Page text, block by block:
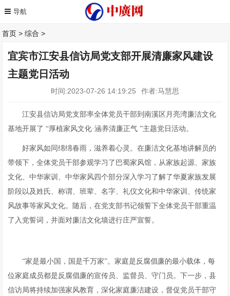
首页 >综合 >
宜宾市江安县信访局党支部开展清廉家风建设
主题党日活动
时间:2023-07-26 14:19:25 作者:马慧思
江安县信访局党支部率全体党员干部到南溪区月亮湾廉洁文化
基地开展了 “厚植家风文化·涵养清廉正气 ”主题党日活动。
好家风如同绵绵春雨，滋养着心灵。在廉洁文化基地讲解员的
带领下，全体党员干部参观学习了巴蜀家风馆，从家族起源、家族
文化、中华家训、中华家风四个部分深入学习了解了华夏家族发展
阶段以及姓氏、称谓、班辈、名字、礼仪文化和中华家训、传统家
风故事等家风文化。随后，在党支部书记领誓下全体党员干部重温
了入党誓词，并面对廉洁文化墙进行庄严宣誓。
“家是最小国，国是千万家”。家庭是反腐倡廉的最小载体，每
位家庭成员都是反腐倡廉的宣传员、监督员、守门员。下一步，县
信访局将持续加强家风教育，深化家庭廉洁建设，督促党员干部守